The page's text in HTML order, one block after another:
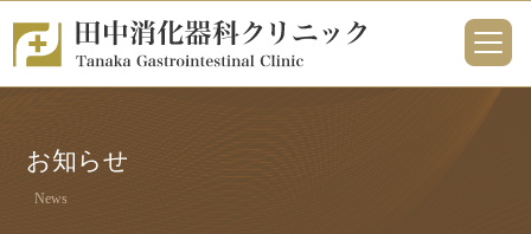
お知らせ
News